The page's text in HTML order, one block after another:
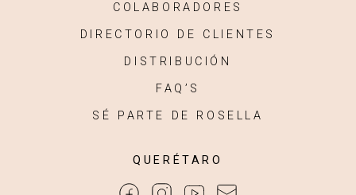
COLABORADORES
DIRECTORIO DE CLIENTES
DISTRIBUCIÓN
FAQ’S
SÉ PARTE DE ROSELLA
QUERÉTARO